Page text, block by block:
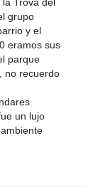
Trova del
grupo
y el
eramos sus
parque
no recuerdo
un lujo